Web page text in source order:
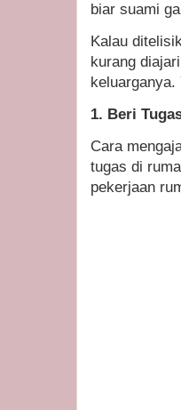
biar suami
Kalau
kurang
keluarganya.
1. Beri
Cara
tugas di
pekerjaan